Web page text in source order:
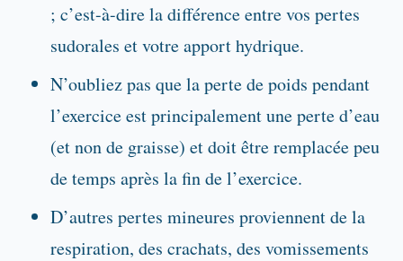
; c’est-à-dire la différence entre vos pertes
sudorales et votre apport hydrique.
N’oubliez pas que la perte de poids pendant
l’exercice est principalement une perte d’eau
(et non de graisse) et doit être remplacée peu
de temps après la fin de l’exercice.
D’autres pertes mineures proviennent de la
respiration, des crachats, des vomissements